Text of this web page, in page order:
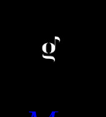
springen